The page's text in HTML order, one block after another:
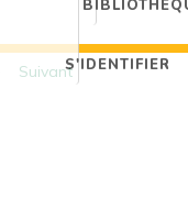
S'IDENTIFIER
Suivant